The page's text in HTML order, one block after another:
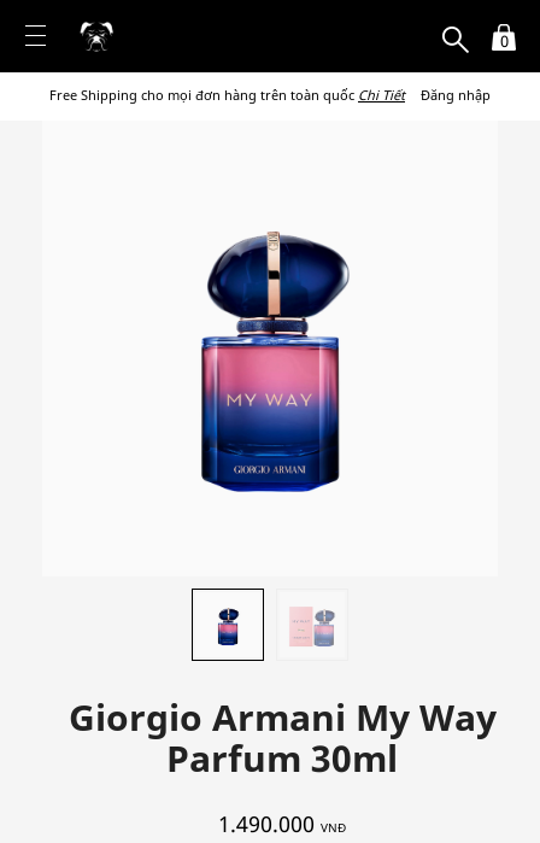
0
Free Shipping cho mọi đơn hàng trên toàn quốc Chi Tiết Đăng nhập
Giorgio Armani My Way
Parfum 30ml
1.490.000 VNĐ